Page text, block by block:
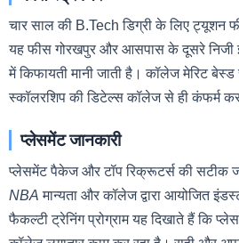
चार साल की B.Tech डिग्री के लिए ट्यूशन
यह फीस गोरखपुर और आसपास के दूसरे निजी
में किफायती मानी जाती है। कॉलेज मेरिट बेस्ड
स्कॉलरशिप की डिटेल्स कॉलेज से ही कंफर्म
प्लेसमेंट जानकारी
प्लेसमेंट पैकेज और टॉप रिक्रूटर्स की सटीक
NBA मान्यता और कॉलेज द्वारा आयोजित
फैकल्टी ट्रेनिंग प्रोग्राम यह दिखाते हैं कि